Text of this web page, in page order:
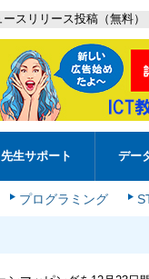
ースリリース投稿（無料）
先生サポート デー
プログラミング